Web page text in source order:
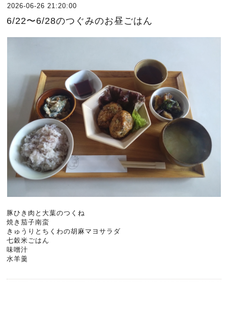
2026-06-26 21:20:00
6/22〜6/28のつぐみのお昼ごはん
豚ひき肉と大葉のつくね
焼き茄子南蛮
きゅうりとちくわの胡麻マヨサラダ
七穀米ごはん
味噌汁
水羊羹